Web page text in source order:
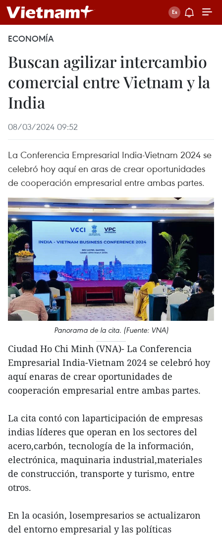
ECONOMÍA
Buscan agilizar intercambio
comercial entre Vietnam y la
India
08/03/2024 09:52
La Conferencia Empresarial India-Vietnam 2024 se
celebró hoy aquí en aras de crear oportunidades
de cooperación empresarial entre ambas partes.
Panorama de la cita. (Fuente: VNA)
Ciudad Ho Chi Minh (VNA)- La Conferencia
Empresarial India-Vietnam 2024 se celebró hoy
aquí enaras de crear oportunidades de
cooperación empresarial entre ambas partes.
La cita contó con laparticipación de empresas
indias líderes que operan en los sectores del
acero,carbón, tecnología de la información,
electrónica, maquinaria industrial,materiales
de construcción, transporte y turismo, entre
otros.
En la ocasión, losempresarios se actualizaron
del entorno empresarial y las políticas